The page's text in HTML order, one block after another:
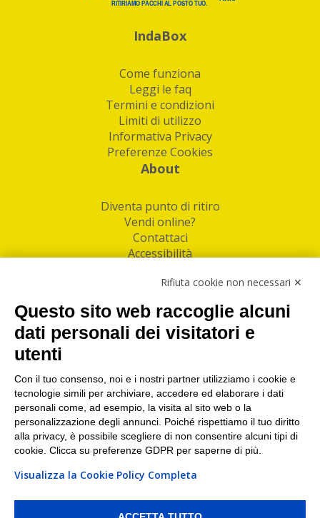
IndaBox
Come funziona
Leggi le faq
Termini e condizioni
Limiti di utilizzo
Informativa Privacy
Preferenze Cookies
About
Diventa punto di ritiro
Vendi online?
Contattaci
Accessibilità
Facebook
Linkedin
I nostri punti di ritiro e spedizione pacchi nelle
maggiori città italiane
Torino|Milano|Roma|Bologna|Firenze| Genova
Napoli|Varese
PI/CF/N°Iscr.: 10821360012 | REA: RM 1494760 | Cap.Soc.: 50.000€ |
Whistleblowing|Privacy |Preferenze Cookies
Rifiuta cookie non necessari ✕
Questo sito web raccoglie alcuni
dati personali dei visitatori e
utenti
Con il tuo consenso, noi e i nostri partner utilizziamo i cookie e
tecnologie simili per archiviare, accedere ed elaborare i dati
personali come, ad esempio, la visita al sito web o la
personalizzazione degli annunci. Poiché rispettiamo il tuo diritto
alla privacy, è possibile scegliere di non consentire alcuni tipi di
cookie. Clicca su preferenze GDPR per saperne di più.
Visualizza la Cookie Policy Completa